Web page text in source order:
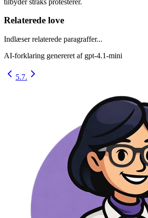
Relaterede love
Indlæser relaterede paragraffer...
AI-forklaring genereret af gpt-4.1-mini
5.7.